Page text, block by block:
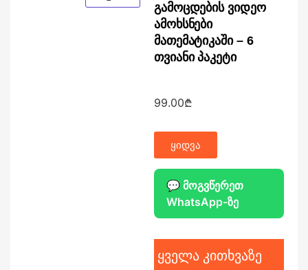
ᲒᲐᲛᲝᲪᲓᲔᲑᲘᲡ ᲕᲘᲓᲔᲝ
ᲐᲛᲝᲮᲡᲜᲔᲑᲘ
ᲛᲐᲗᲔᲛᲐᲢᲘᲙᲐᲨᲘ – 6
ᲗᲕᲘᲐᲜᲘ ᲞᲐᲙᲔᲢᲘ
99.00₾
ყიდვა
💬 მოგვწერეთ
WhatsApp-ზე
ყველა კითხვაზე